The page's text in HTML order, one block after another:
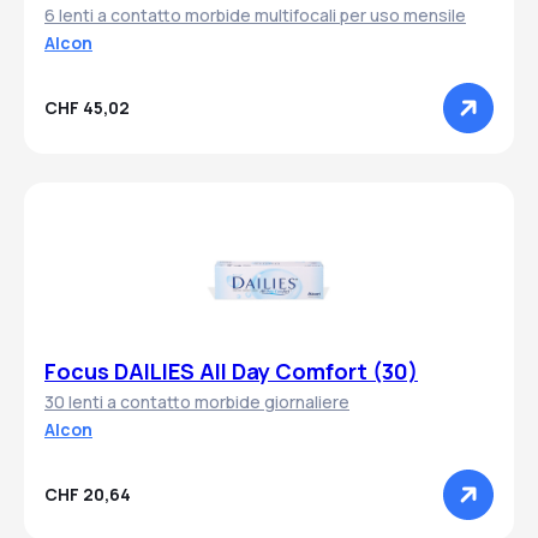
6 lenti a contatto morbide multifocali per uso mensile
Alcon
CHF 45,02
Focus DAILIES All Day Comfort (30)
30 lenti a contatto morbide giornaliere
Alcon
CHF 20,64